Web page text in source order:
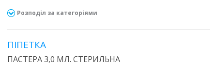
Розподіл за категоріями
ПІПЕТКА
ПАСТЕРА 3,0 МЛ. СТЕРИЛЬНА